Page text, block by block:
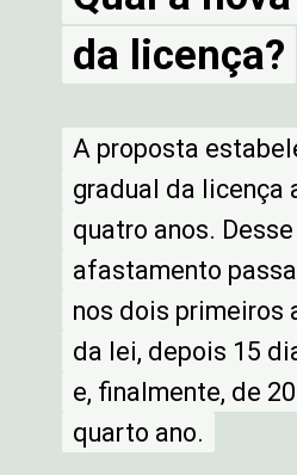
A proposta
gradual da licença
quatro anos.
afastamento
nos dois primeiros
da lei, depois 15
e, finalmente, de
quarto ano.
A proposta
gradual da licença
quatro anos.
afastamento
nos dois primeiros
da lei, depois 15
e, finalmente, de
quarto ano.
da licença?
da licença?